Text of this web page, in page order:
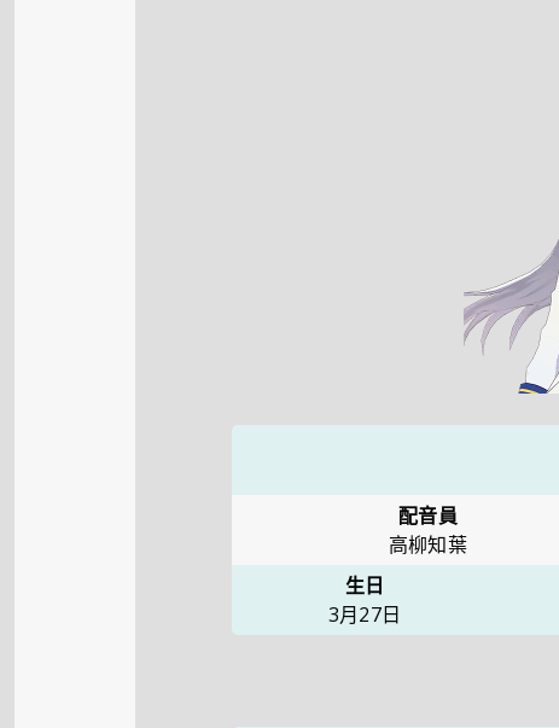
配音員
高柳知葉
生日
3月27日